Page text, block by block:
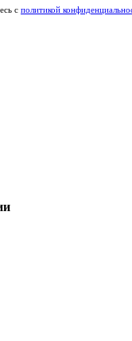
с политикой